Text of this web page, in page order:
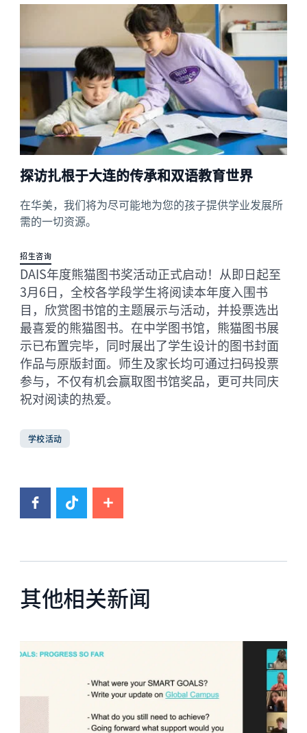
探访扎根于大连的传承和双语教育世界
在华美，我们将为尽可能地为您的孩子提供学业发展所
需的一切资源。
招生咨询
DAIS年度熊猫图书奖活动正式启动！从即日起至
3月6日，全校各学段学生将阅读本年度入围书
目，欣赏图书馆的主题展示与活动，并投票选出
最喜爱的熊猫图书。在中学图书馆，熊猫图书展
示已布置完毕，同时展出了学生设计的图书封面
作品与原版封面。师生及家长均可通过扫码投票
参与，不仅有机会赢取图书馆奖品，更可共同庆
祝对阅读的热爱。
学校活动
其他相关新闻